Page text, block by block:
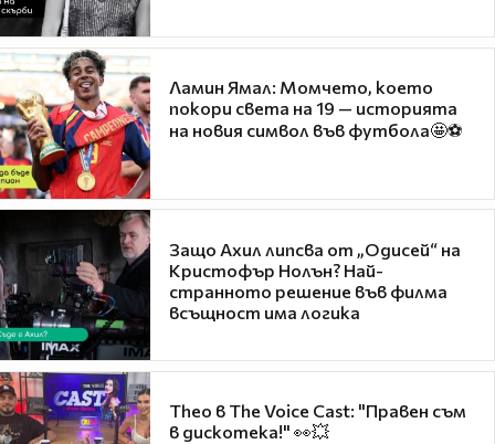
Ламин Ямал: Момчето, което
покори света на 19 — историята
на новия символ във футбола🤩⚽
Защо Ахил липсва от „Одисей“ на
Кристофър Нолън? Най-
странното решение във филма
всъщност има логика
Theo в The Voice Cast: "Правен съм
в дискотека!" 👀💥